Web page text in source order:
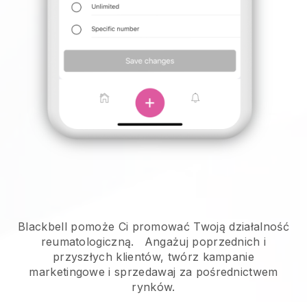
Blackbell pomoże Ci promować Twoją działalność
reumatologiczną.
Angażuj poprzednich i
przyszłych klientów, twórz kampanie
marketingowe i sprzedawaj za pośrednictwem
rynków.